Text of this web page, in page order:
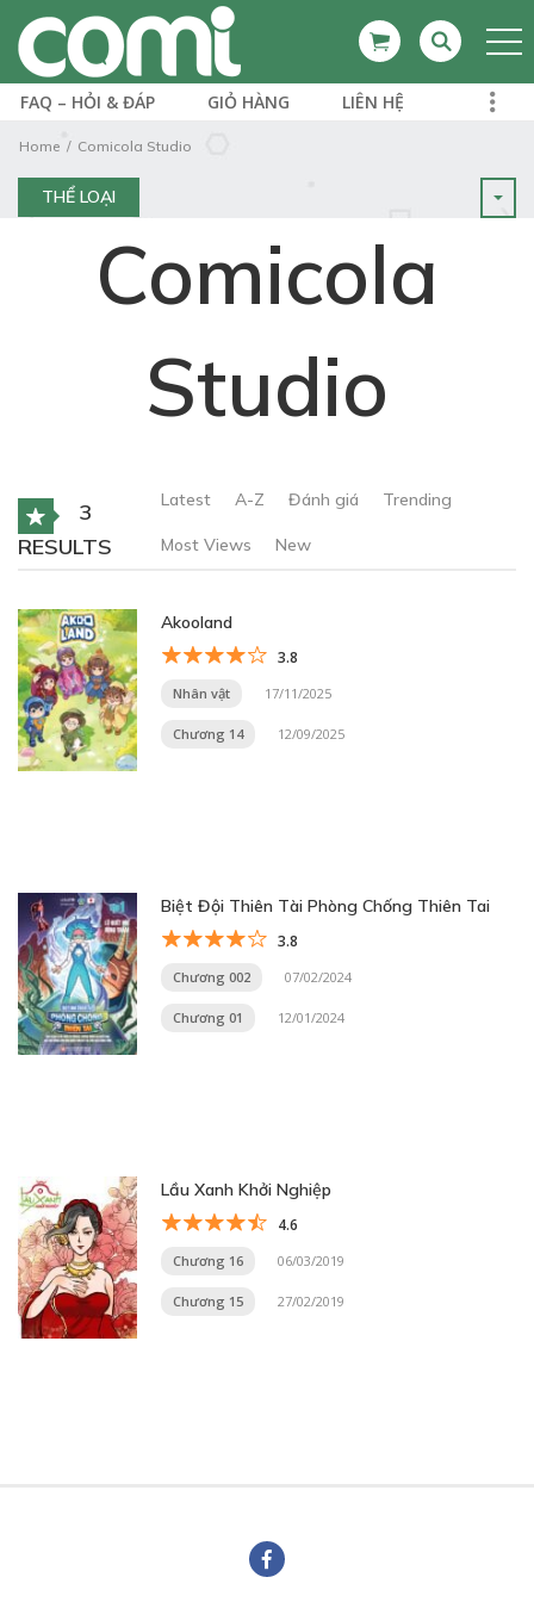
FAQ – HỎI & ĐÁP GIỎ HÀNG LIÊN HỆ
Home Comicola Studio
THỂ LOẠI
Comicola
Studio
3
RESULTS
Latest A-Z Đánh giá Trending
Most Views New
Akooland
3.8
Nhân vật 17/11/2025
Chương 14 12/09/2025
Biệt Đội Thiên Tài Phòng Chống Thiên Tai
3.8
Chương 002 07/02/2024
Chương 01 12/01/2024
Lầu Xanh Khởi Nghiệp
4.6
Chương 16 06/03/2019
Chương 15 27/02/2019